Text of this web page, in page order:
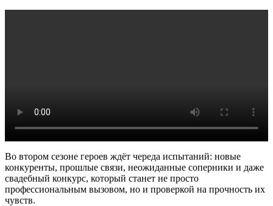
Во втором сезоне героев ждёт череда испытаний: новые
конкуренты, прошлые связи, неожиданные соперники и даже
свадебный конкурс, который станет не просто
профессиональным вызовом, но и проверкой на прочность их
чувств.